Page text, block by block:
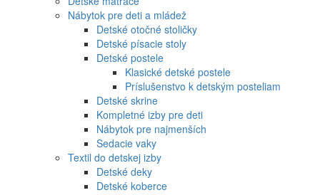
Nábytok pre deti a mládež
Detské otočné stoličky
Detské písacie stoly
Detské postele
Klasické detské postele
Príslušenstvo k detským posteliam
Detské skrine
Kompletné izby pre deti
Nábytok pre najmenších
Sedacie vaky
Textil do detskej izby
Detské deky
Detské koberce